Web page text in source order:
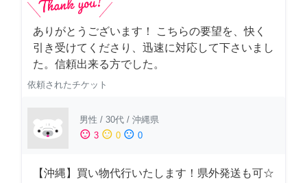
ありがとうございます！ こちらの要望を、快く
引き受けてくださり、迅速に対応して下さいまし
た。信頼出来る方でした。
依頼されたチケット
男性 / 30代 / 沖縄県
sentiment_satisfied 3 sentiment_neutral 0 sentiment_dissatisfied 0
【沖縄】買い物代行いたします！県外発送も可☆